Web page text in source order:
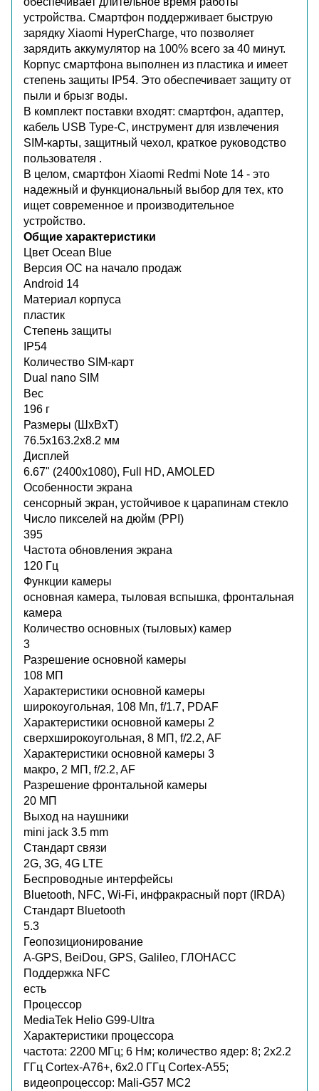
устройства. Смартфон поддерживает быструю
зарядку Xiaomi HyperCharge, что позволяет
зарядить аккумулятор на 100% всего за 40 минут.
Корпус смартфона выполнен из пластика и имеет
степень защиты IP54. Это обеспечивает защиту от
пыли и брызг воды.
В комплект поставки входят: смартфон, адаптер,
кабель USB Type-C, инструмент для извлечения
SIM-карты, защитный чехол, краткое руководство
пользователя .
В целом, смартфон Xiaomi Redmi Note 14 - это
надежный и функциональный выбор для тех, кто
ищет современное и производительное
устройство.
Общие характеристики
Цвет Ocean Blue
Версия ОС на начало продаж
Android 14
Материал корпуса
пластик
Степень защиты
IP54
Количество SIM-карт
Dual nano SIM
Вес
196 г
Размеры (ШxВxТ)
76.5x163.2x8.2 мм
Дисплей
6.67" (2400x1080), Full HD, AMOLED
Особенности экрана
сенсорный экран, устойчивое к царапинам стекло
Число пикселей на дюйм (PPI)
395
Частота обновления экрана
120 Гц
Функции камеры
основная камера, тыловая вспышка, фронтальная
камера
Количество основных (тыловых) камер
3
Разрешение основной камеры
108 МП
Характеристики основной камеры
широкоугольная, 108 Мп, f/1.7, PDAF
Характеристики основной камеры 2
сверхширокоугольная, 8 МП, f/2.2, AF
Характеристики основной камеры 3
макро, 2 МП, f/2.2, AF
Разрешение фронтальной камеры
20 МП
Выход на наушники
mini jack 3.5 mm
Стандарт связи
2G, 3G, 4G LTE
Беспроводные интерфейсы
Bluetooth, NFC, Wi-Fi, инфракрасный порт (IRDA)
Стандарт Bluetooth
5.3
Геопозиционирование
A-GPS, BeiDou, GPS, Galileo, ГЛОНАСС
Поддержка NFC
есть
Процессор
MediaTek Helio G99-Ultra
Характеристики процессора
частота: 2200 МГц; 6 Нм; количество ядер: 8; 2x2.2
ГГц Cortex-A76+, 6x2.0 ГГц Cortex-A55;
видеопроцессор: Mali-G57 MC2